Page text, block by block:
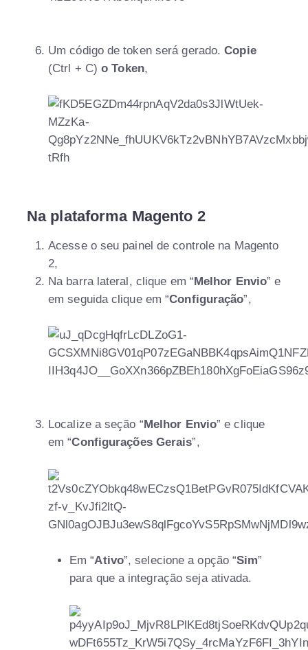
Um código de token será gerado. Copie
(Ctrl + C)o Token,
Na plataforma Magento 2
Acesse o seu painel de controle na Magento
2,
Na barra lateral, clique em “Melhor Envio” e
em seguida clique em “Configuração”,
Localize a seção “Melhor Envio” e clique
em “Configurações Gerais”,
Em “Ativo”, selecione a opção “Sim”
para que a integração seja ativada.